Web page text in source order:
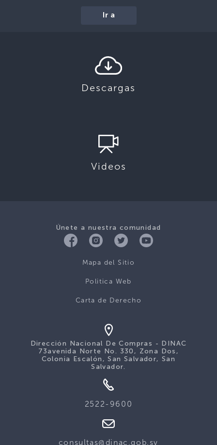
Ir a
Descargas
Videos
Únete a nuestra comunidad
Mapa del Sitio
Politica Web
Carta de Derecho
Dirección Nacional De Compras - DINAC
73avenida Norte No. 330, Zona Dos,
Colonia Escalón, San Salvador, San
Salvador.
2522-9600
consultas@dinac.gob.sv